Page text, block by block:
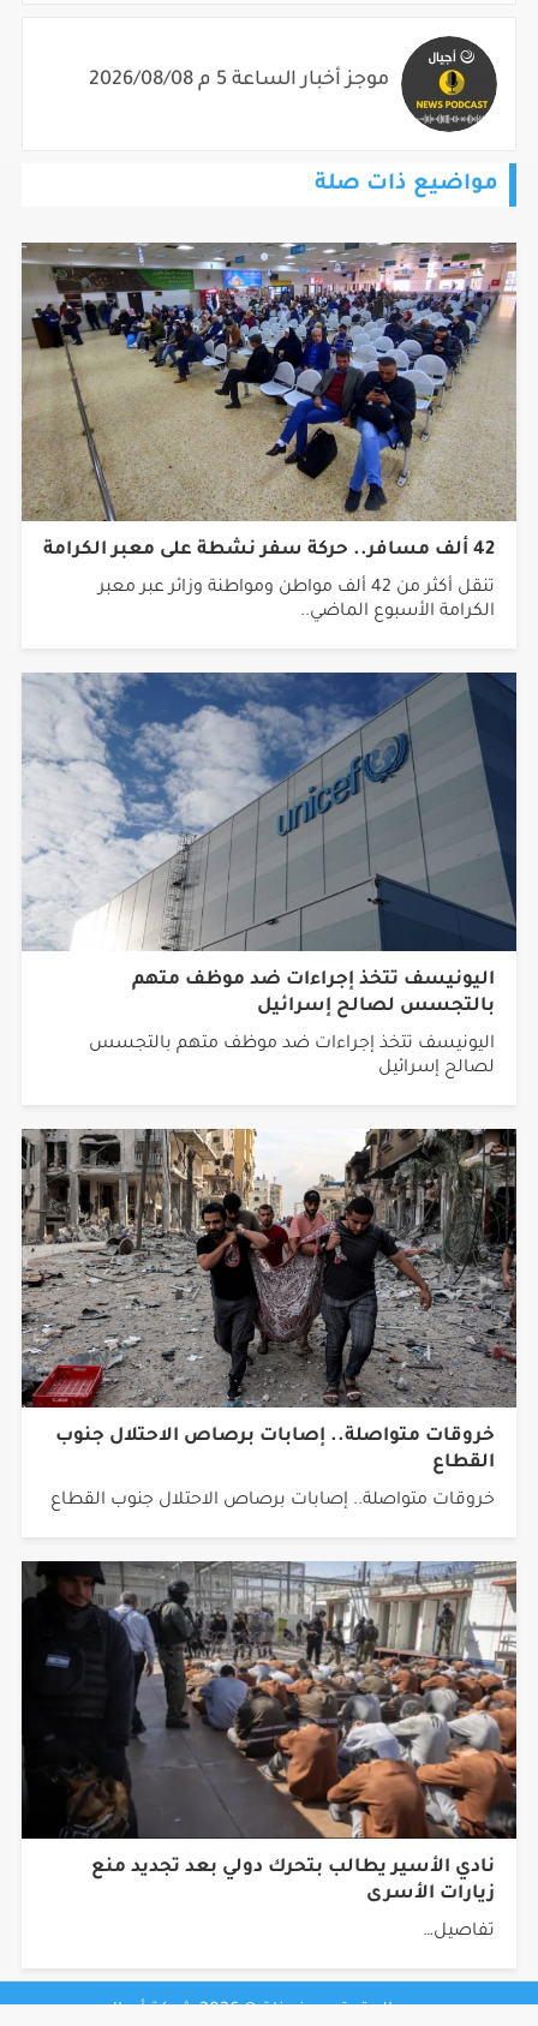
42 ألف مسافر.. حركة سفر نشطة على معبر الكرامة
تنقل أكثر من 42 ألف مواطن ومواطنة وزائر عبر معبر
الكرامة الأسبوع الماضي..
اليونيسف تتخذ إجراءات ضد موظف متهم
بالتجسس لصالح إسرائيل
اليونيسف تتخذ إجراءات ضد موظف متهم بالتجسس
لصالح إسرائيل
خروقات متواصلة.. إصابات برصاص الاحتلال جنوب
القطاع
خروقات متواصلة.. إصابات برصاص الاحتلال جنوب القطاع
نادي الأسير يطالب بتحرك دولي بعد تجديد منع
زيارات الأسرى
تفاصيل…
جميع الحقوق محفوظة © 2026 شبكة أجيال.